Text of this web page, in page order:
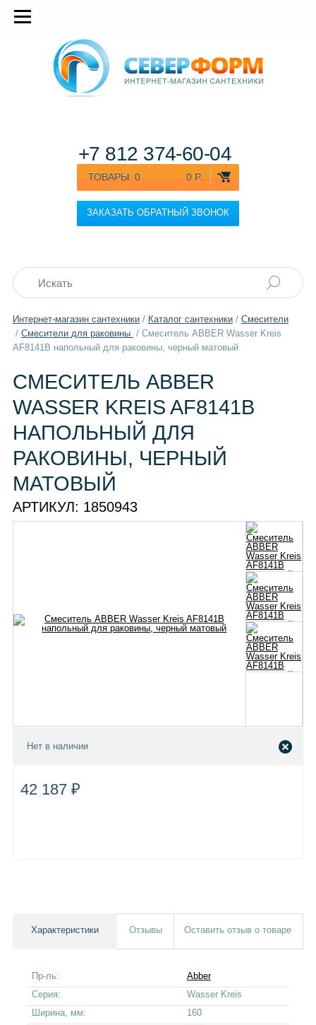
ТОВАРЫ: 0 0 Р.
ЗАКАЗАТЬ ОБРАТНЫЙ ЗВОНОК
+7 812 374-60-04
Интернет-магазин сантехники/ Каталог сантехники/ Смесители
/ Смесители для раковины / Смеситель ABBER Wasser Kreis
AF8141B напольный для раковины, черный матовый
СМЕСИТЕЛЬ ABBER
WASSER KREIS AF8141B
НАПОЛЬНЫЙ ДЛЯ
РАКОВИНЫ, ЧЕРНЫЙ
МАТОВЫЙ
АРТИКУЛ: 1850943
Нет в наличии
42 187 ₽
Характеристики Отзывы Оставить отзыв о товаре
Пр-ль:
Abber
Серия:
Wasser Kreis
Ширина, мм:
160